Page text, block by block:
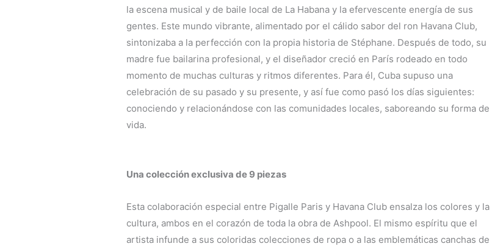
la escena musical y de baile local de La Habana y la efervescente energía de sus
gentes. Este mundo vibrante, alimentado por el cálido sabor del ron Havana Club,
sintonizaba a la perfección con la propia historia de Stéphane. Después de todo, su
madre fue bailarina profesional, y el diseñador creció en París rodeado en todo
momento de muchas culturas y ritmos diferentes. Para él, Cuba supuso una
celebración de su pasado y su presente, y así fue como pasó los días siguientes:
conociendo y relacionándose con las comunidades locales, saboreando su forma de
vida.
Una colección exclusiva de 9 piezas
Esta colaboración especial entre Pigalle Paris y Havana Club ensalza los colores y la
cultura, ambos en el corazón de toda la obra de Ashpool. El mismo espíritu que el
artista infunde a sus coloridas colecciones de ropa o a las emblemáticas canchas de